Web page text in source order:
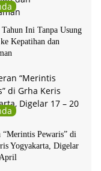
Tahun Ini Tanpa Usung
Kepatihan dan
“Merintis Pewaris” di
Digelar